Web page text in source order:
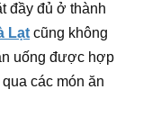
đầy đủ ở thành
Lạt cũng không
uống được hợp
các món ăn